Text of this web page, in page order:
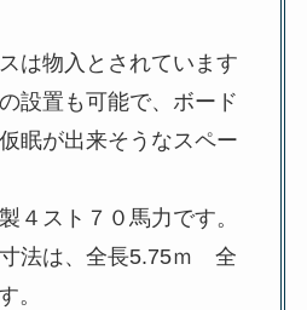
は物入とされています
設置も可能で、ボード
眠が出来そうなスペー
４スト７０馬力です。
法は、全長5.75ｍ 全
。